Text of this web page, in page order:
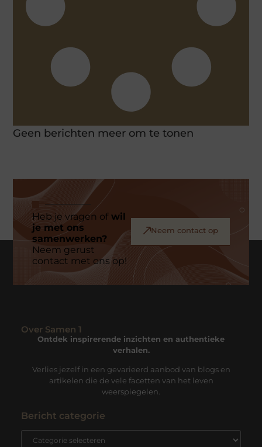
Geen berichten meer om te tonen
Heb je vragen ofwil
je met ons
samenwerken?
Neem gerust
contact met ons op!
Neem contact op
Over Samen 1
Ontdek inspirerende inzichten en authentieke
verhalen.
Verlies jezelf in een gevarieerd aanbod van blogs en
artikelen die de vele facetten van het leven
weerspiegelen.
Bericht categorie